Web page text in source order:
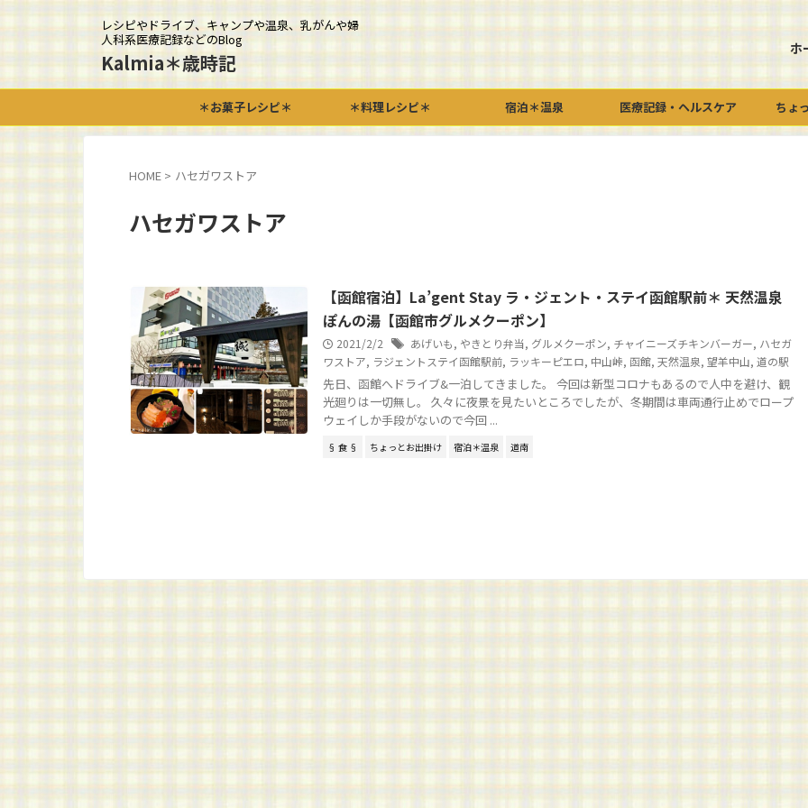
レシピやドライブ、キャンプや温泉、乳がんや婦
人科系医療記録などのBlog
Kalmia＊歳時記
ホ
＊お菓子レシピ＊ ＊料理レシピ＊ 宿泊＊温泉 医療記録・ヘルスケア ちょ
HOME > ハセガワストア
ハセガワストア
【函館宿泊】La’gent Stay ラ・ジェント・ステイ函館駅前＊ 天然温泉
ぽんの湯【函館市グルメクーポン】
2021/2/2 あげいも, やきとり弁当, グルメクーポン, チャイニーズチキンバーガー, ハセガ
ワストア, ラジェントステイ函館駅前, ラッキーピエロ, 中山峠, 函館, 天然温泉, 望羊中山, 道の駅
先日、函館へドライブ&一泊してきました。 今回は新型コロナもあるので人中を避け、観
光廻りは一切無し。 久々に夜景を見たいところでしたが、冬期間は車両通行止めでロープ
ウェイしか手段がないので今回 ...
§ 食 § ちょっとお出掛け 宿泊＊温泉 道南